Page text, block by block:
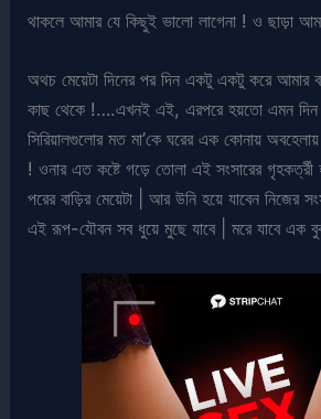
থাকলে আমার যে কিছুই ভালো লাগেনা ! ও ছাড়া
অথচ মেয়েটা দিনের পর দিন একটু একটু করে আমার
কাছ থেকে !….এখনই এই, এরপরে হয়তো এমন দিন
সিরিয়ালগুলোর মত মা’কে ঘরের এক কোনায়
! ওনার এত কষ্টে গড়ে তোলা এই সংসারের গৃহকর্ত্রী
পরের বাড়ির মেয়েটা | আর উনি হয়ে যাবেন নিজের
এই রূপ-যৌবন সব ধুয়ে মুছে যাবে | মরে যাবে এক